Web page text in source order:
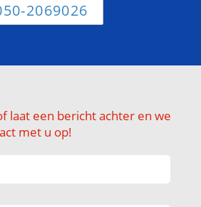
2069026
laat een bericht achter en we
met u op!